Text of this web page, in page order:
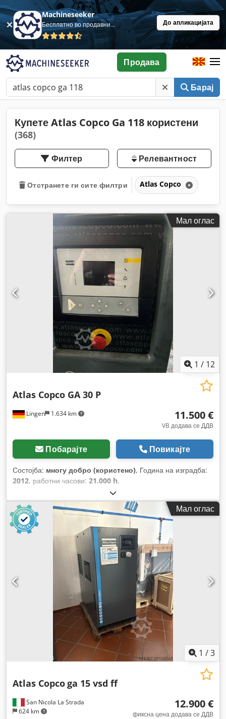
Machineseeker
Бесплатно во продавница До апликацијата
Барај
Продава
Купете Atlas Copco Ga 118 користени
(368)
Филтер Релевантност
Отстранете ги сите филтри Atlas Copco
Мал оглас
1 / 12
Lingen 1.634 km
Atlas Copco GA 30 P
11.500 €
VB додава се ДДВ
Побарајте Повикајте
Состојба: многу добро (користено), Година на изградба:
2012, работни часови: 21.000 h,
Мал оглас
1 /3
San Nicola La Strada
624 km
Atlas Copcoga 15 vsd ff
12.900 €
фиксна цена додава се ДДВ